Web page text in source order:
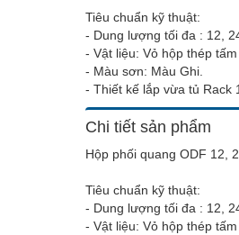
Tiêu chuẩn kỹ thuật:
- Dung lượng tối đa : 12,
- Vật liệu: Vỏ hộp thép
- Màu sơn: Màu Ghi.
- Thiết kế lắp vừa tủ Rack
Chi tiết sản phẩm
Hộp phối quang ODF 12,
Tiêu chuẩn kỹ thuật:
- Dung lượng tối đa : 12,
- Vật liệu: Vỏ hộp thép